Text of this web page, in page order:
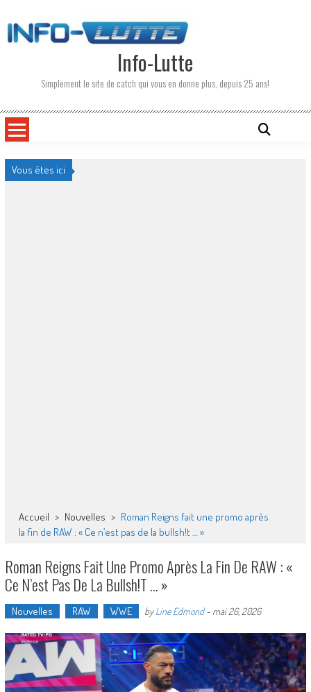
to
content
Info-Lutte
Simplement le site de catch qui vous en donne plus, depuis 25 ans!
Vous êtes ici
Accueil > Nouvelles > Roman Reigns fait une promo après
la fin de RAW : « Ce n’est pas de la bullsh!t … »
Roman Reigns Fait Une Promo Après La Fin De RAW : «
Ce N’est Pas De La Bullsh!t … »
Nouvelles RAW WWE byLine Edmond- mai 26, 2026